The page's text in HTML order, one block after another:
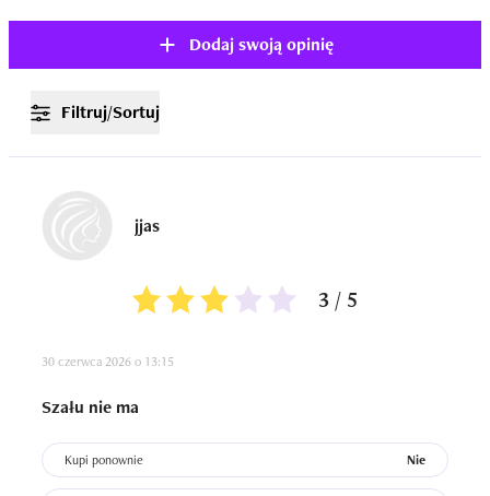
Dodaj swoją opinię
Filtruj/Sortuj
jjas
3 / 5
30 czerwca 2026 o 13:15
Szału nie ma
Kupi ponownie Nie